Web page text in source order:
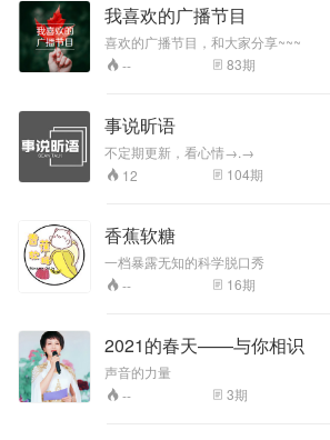
我喜欢的广播节目
喜欢的广播节目，和大家分享~~~
--
83期
事说昕语
不定期更新，看心情→.→
12
104期
香蕉软糖
一档暴露无知的科学脱口秀
--
16期
2021的春天——与你相识
声音的力量
--
3期